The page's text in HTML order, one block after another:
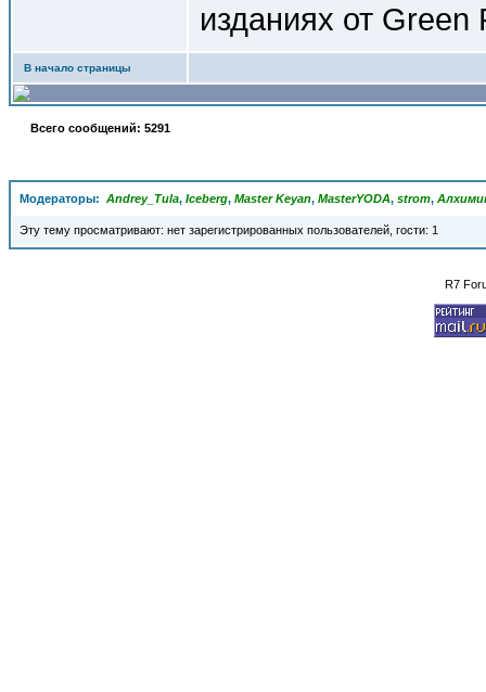
изданиях от Green
В начало страницы
Всего сообщений: 5291
Модераторы: Andrey_Tula, Iceberg, Master Keyan, MasterYODA, strom,
Эту тему просматривают: нет зарегистрированных пользователей, гости: 1
R7